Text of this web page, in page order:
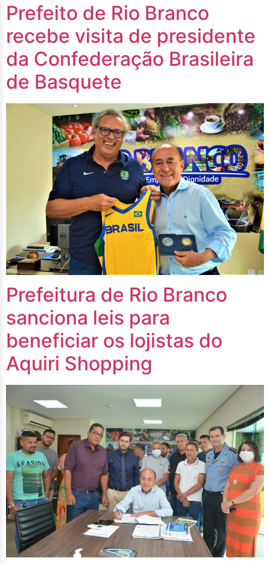
Prefeito de Rio Branco
recebe visita de presidente
da Confederação Brasileira
de Basquete
Prefeitura de Rio Branco
sanciona leis para
beneficiar os lojistas do
Aquiri Shopping